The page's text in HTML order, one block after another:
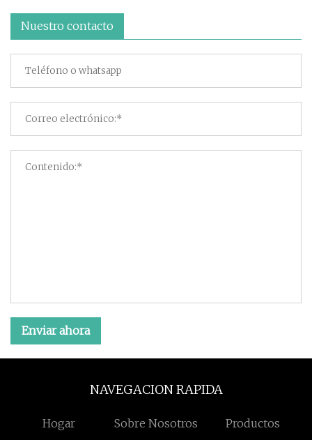
Nuestro contacto
Enviar ahora
NAVEGACION RAPIDA
Hogar Sobre Nosotros Productos